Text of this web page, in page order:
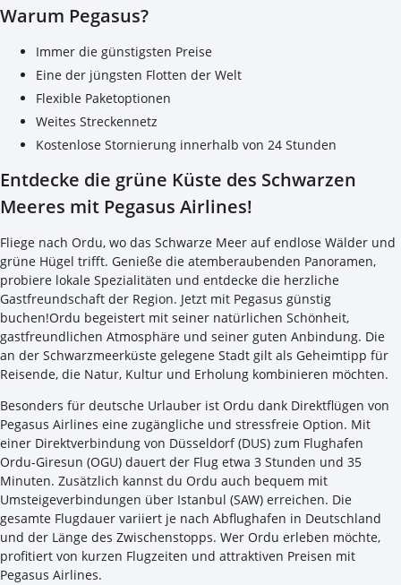
Warum Pegasus?
Immer die günstigsten Preise
Eine der jüngsten Flotten der Welt
Flexible Paketoptionen
Weites Streckennetz
Kostenlose Stornierung innerhalb von 24 Stunden
Entdecke die grüne Küste des Schwarzen
Meeres mit Pegasus Airlines!
Fliege nach Ordu, wo das Schwarze Meer auf endlose Wälder und
grüne Hügel trifft. Genieße die atemberaubenden Panoramen,
probiere lokale Spezialitäten und entdecke die herzliche
Gastfreundschaft der Region. Jetzt mit Pegasus günstig
buchen!Ordu begeistert mit seiner natürlichen Schönheit,
gastfreundlichen Atmosphäre und seiner guten Anbindung. Die
an der Schwarzmeerküste gelegene Stadt gilt als Geheimtipp für
Reisende, die Natur, Kultur und Erholung kombinieren möchten.
Besonders für deutsche Urlauber ist Ordu dank Direktflügen von
Pegasus Airlines eine zugängliche und stressfreie Option. Mit
einer Direktverbindung von Düsseldorf (DUS) zum Flughafen
Ordu-Giresun (OGU) dauert der Flug etwa 3 Stunden und 35
Minuten. Zusätzlich kannst du Ordu auch bequem mit
Umsteigeverbindungen über Istanbul (SAW) erreichen. Die
gesamte Flugdauer variiert je nach Abflughafen in Deutschland
und der Länge des Zwischenstopps. Wer Ordu erleben möchte,
profitiert von kurzen Flugzeiten und attraktiven Preisen mit
Pegasus Airlines.